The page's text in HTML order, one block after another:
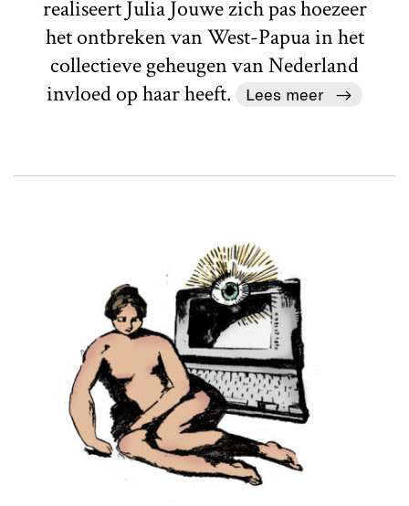
realiseert Julia Jouwe zich pas hoezeer
het ontbreken van West-Papua in het
collectieve geheugen van Nederland
invloed op haar heeft.
Lees meer